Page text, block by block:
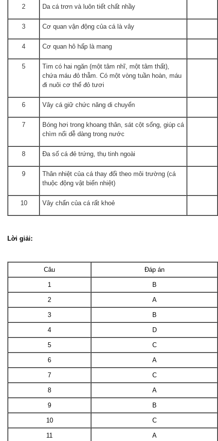
2 Da cá trơn và luôn tiết chất nhầy
3 Cơ quan vận động của cá là vây
4 Cơ quan hô hấp là mang
5
Tim có hai ngăn (một tâm nhĩ, một tâm thất),
chứa máu đỏ thẫm. Có một vòng tuần hoàn, máu
đi nuôi cơ thể đỏ tươi
6 Vây cá giữ chức năng di chuyển
7
Bóng hơi trong khoang thân, sát cột sống, giúp cá
chìm nổi dễ dàng trong nước
8 Đa số cá đẻ trứng, thụ tinh ngoài
9
Thân nhiệt của cá thay đổi theo môi trường (cá
thuộc động vật biến nhiệt)
10 Vây chẩn của cá rất khoẻ
Lời giải:
Câu Đáp án
1 B
2 A
3 B
4 D
5 C
6 A
7 C
8 A
9 B
10 C
11 A